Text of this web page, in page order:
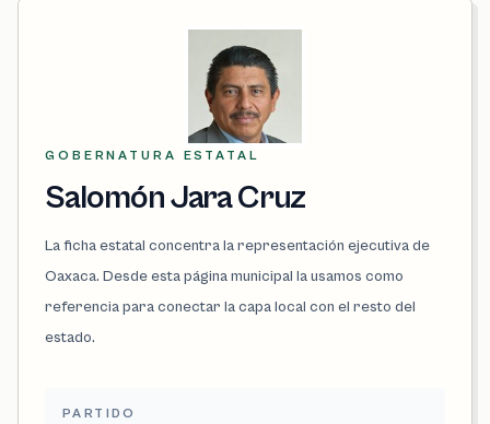
GOBERNATURA ESTATAL
Salomón Jara Cruz
La ficha estatal concentra la representación ejecutiva de
Oaxaca. Desde esta página municipal la usamos como
referencia para conectar la capa local con el resto del
estado.
PARTIDO